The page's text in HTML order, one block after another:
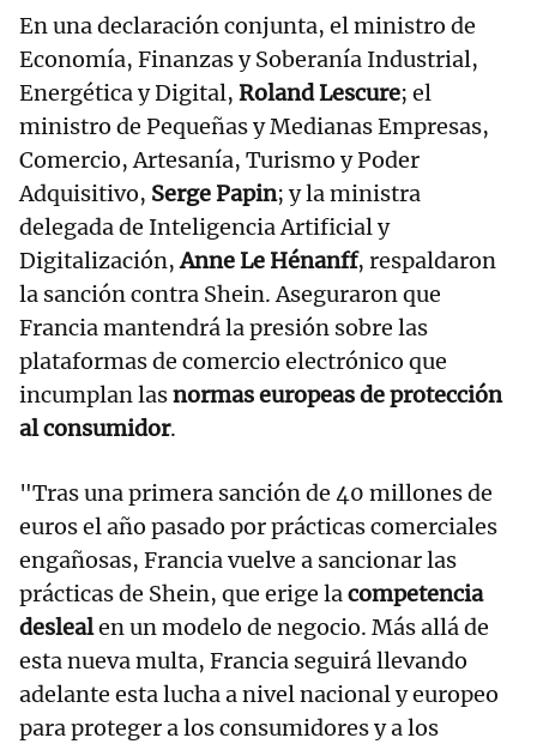
En una declaración conjunta, el ministro de
Economía, Finanzas y Soberanía Industrial,
Energética y Digital, Roland Lescure; el
ministro de Pequeñas y Medianas Empresas,
Comercio, Artesanía, Turismo y Poder
Adquisitivo, Serge Papin; y la ministra
delegada de Inteligencia Artificial y
Digitalización,Anne Le Hénanff, respaldaron
la sanción contra Shein. Aseguraron que
Francia mantendrá la presión sobre las
plataformas de comercio electrónico que
incumplan lasnormas europeas de protección
al consumidor.
"Tras una primera sanción de 40 millones de
euros el año pasado por prácticas comerciales
engañosas, Francia vuelve a sancionar las
prácticas de Shein, que erige lacompetencia
deslealen un modelo de negocio. Más allá de
esta nueva multa, Francia seguirá llevando
adelante esta lucha a nivel nacional y europeo
para proteger a los consumidores y a los